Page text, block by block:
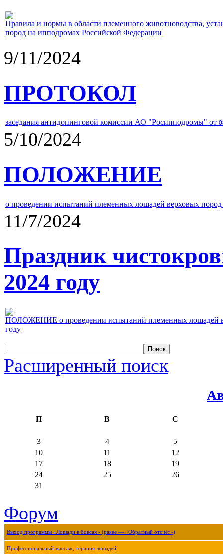
Правила и нормы в области племенного животноводства,
пород на ипподромах Российской Федерации
9/11/2024
ПРОТОКОЛ
заседания антидопинговой комиссии АО "Росипподромы" от
5/10/2024
ПОЛОЖЕНИЕ
о проведении испытаний племенных лошадей верховых
11/7/2024
Праздник
2024 году
ПОЛОЖЕНИЕ о проведении испытаний племенных лошадей
году
Расширенный поиск
П В С
3 4
5
10
11
12
17
18
19
24
25
26
31
Форум
Выход программы «Лошади в боксах» (ранее — «Обратный отсчёт»)
Профессиональный массаж, терапия лошадей